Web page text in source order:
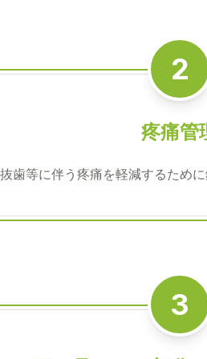
2
疼痛管
歯等に伴う疼痛を軽減するため
3